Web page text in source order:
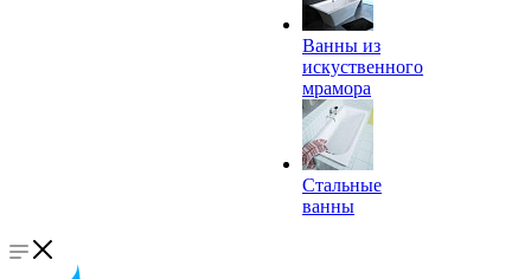
Ванны из
искуственного
мрамора
Стальные
ванны